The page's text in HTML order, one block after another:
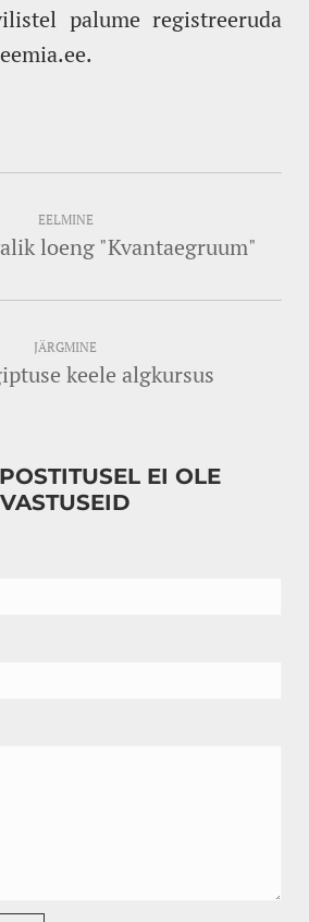
palume registreeruda
EELMINE
loeng "Kvantaegruum"
JÄRGMINE
keele algkursus
EI OLE
VASTUSEID